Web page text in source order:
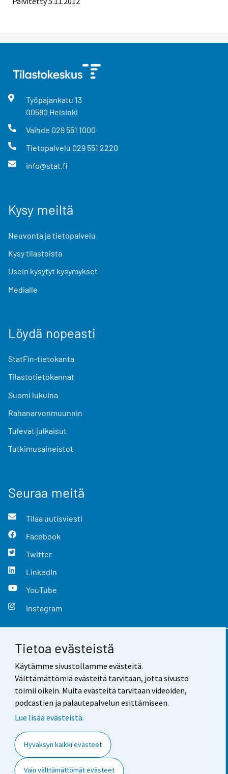
Tietoa evästeistä
Käytämme sivustollamme evästeitä.
Välttämättömiä evästeitä tarvitaan, jotta sivusto
toimii oikein. Muita evästeitä tarvitaan videoiden,
podcastien ja palautepalvelun esittämiseen.
Lue lisää evästeistä.
Hyväksyn kaikki evästeet
Vain välttämättömät evästeet
Työpajankatu 13
00580 Helsinki
Vaihde 029 551 1000
Tietopalvelu 029 551 2220
info@stat.fi
Kysy meiltä
Neuvonta ja tietopalvelu
Kysy tilastoista
Usein kysytyt kysymykset
Medialle
Löydä nopeasti
StatFin-tietokanta
Tilastotietokannat
Suomi lukuina
Rahanarvonmuunnin
Tulevat julkaisut
Tutkimusaineistot
Seuraa meitä
Tilaa uutisviesti
Facebook
Twitter
LinkedIn
YouTube
Instagram
Yhteystiedot
Palaute
Käyttöehdot
Saavutettavuus
Tietoa sivustosta